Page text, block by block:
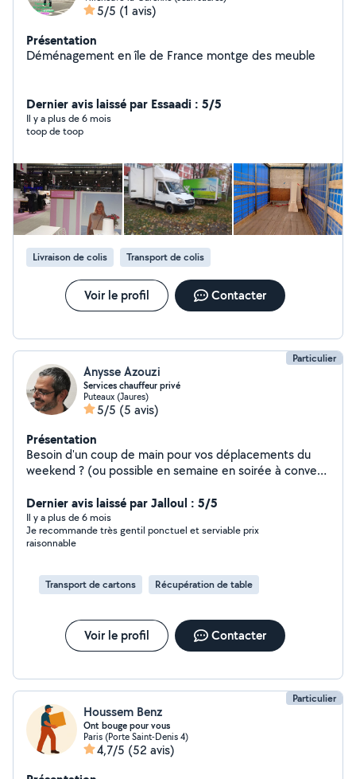
5/5 (1 avis)
Présentation
Déménagement en île de France montge des meuble
Dernier avis laissé par Essaadi : 5/5
Il y a plus de 6 mois
toop de toop
Livraison de colis Transport de colis
Voir le profil Contacter
Particulier
Anysse Azouzi
Services chauffeur privé
Puteaux (Jaures)
5/5 (5 avis)
Présentation
Besoin d'un coup de main pour vos déplacements du
weekend ? (ou possible en semaine en soirée à convenir
privé. (pour personnes âgées, personnes à mobilités
réduites, accompagnement enfants pour anniversaire...
) Confort, sécurité et bonne humeur sont garantis :) Je
suis une personne responsable et avenante. J'ai été
logistiques en ce qui concerne mes proches. Je sais que
ce service peut être essentiel pour alléger quelque peu
Oracle et PLSQL oracle)
Dernier avis laissé par Jalloul : 5/5
Il y a plus de 6 mois
Je recommande très gentil ponctuel et serviable prix
raisonnable
Transport de cartons Récupération de table
Voir le profil Contacter
Particulier
Houssem Benz
Ont bouge pour vous
Paris (Porte Saint-Denis 4)
4,7/5 (52 avis)